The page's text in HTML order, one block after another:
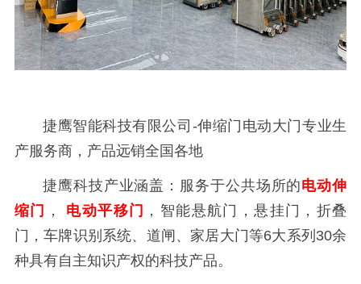
捷鹰智能科技有限公司 -伸缩门电动大门专业生
产服务商，产品远销全国各地
捷鹰科技产业涵盖：服务于公共场所的电动伸
缩门 ， 电动平移门 ，智能悬航门，悬挂门，折叠
门，车牌识别系统、道闸、家居大门等6大系列30余
种具有自主知识产权的科技产品。